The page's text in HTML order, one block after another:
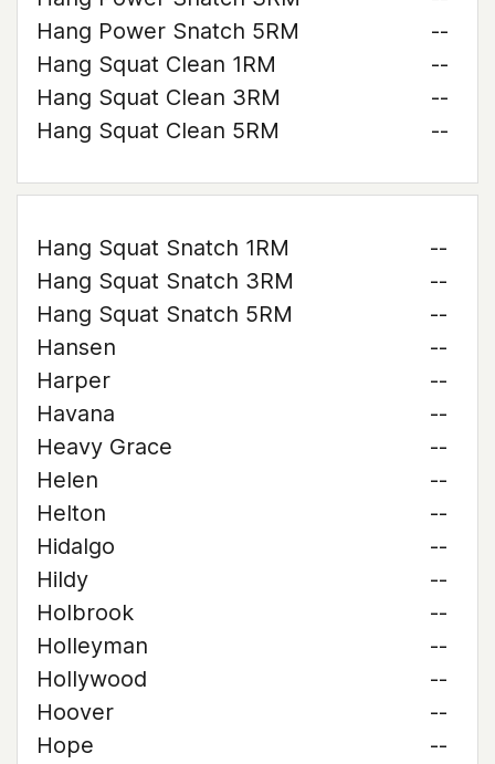
Hang Power Snatch 5RM
--
Hang Squat Clean 1RM
--
Hang Squat Clean 3RM
--
Hang Squat Clean 5RM
--
Hang Squat Snatch 1RM
--
Hang Squat Snatch 3RM
--
Hang Squat Snatch 5RM
--
Hansen
--
Harper
--
Havana
--
Heavy Grace
--
Helen
--
Helton
--
Hidalgo
--
Hildy
--
Holbrook
--
Holleyman
--
Hollywood
--
Hoover
--
Hope
--